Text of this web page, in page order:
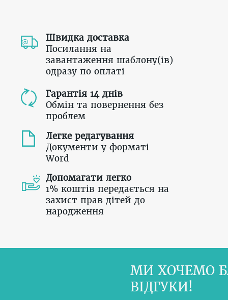
Швидка доставка
Посилання на
завантаження шаблону(ів)
одразу по оплаті
Гарантія 14 днів
Обмін та повернення без
проблем
Легке редагування
Документи у форматі
Word
Допомагати легко
1% коштів передається на
захист прав дітей до
народження
МИ ХОЧЕМО
ВІДГУКИ!